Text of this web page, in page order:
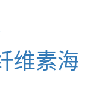
维素海